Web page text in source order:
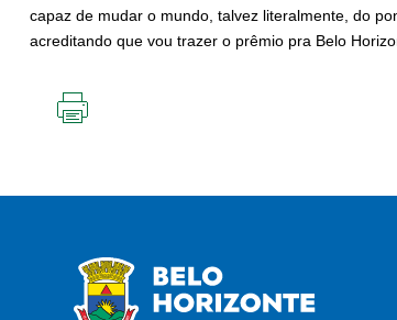
capaz de mudar o mundo, talvez literalmente, do
acreditando que vou trazer o prêmio pra Belo